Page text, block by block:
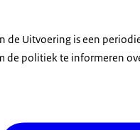
de Uitvoering is een
de politiek te informeren